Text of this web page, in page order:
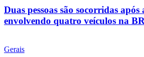
Duas pessoas são socorridas após
envolvendo quatro veículos na
Gerais